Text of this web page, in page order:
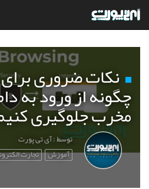
نکات ضروری برای
چگونه از ورود به
مخرب جلوگیری
توسط : آی تی پورت
آموزش تجارت